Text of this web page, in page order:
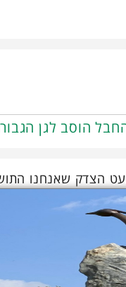
הוסב לגן
הצדק שאנחנו